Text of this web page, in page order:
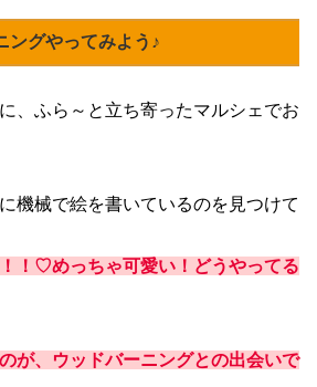
ングやってみよう♪
、ふら～と立ち寄ったマルシェでお
機械で絵を書いているのを見つけて
！！♡めっちゃ可愛い！どうやってる
が、ウッドバーニングとの出会いで